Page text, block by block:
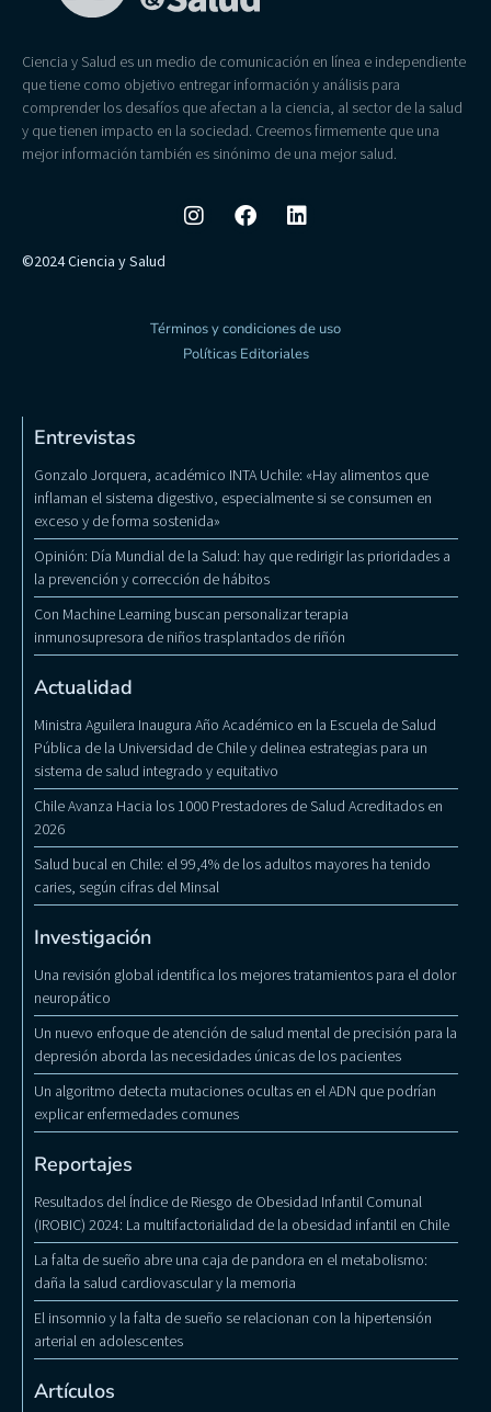
Ciencia y Salud es un medio de comunicación en línea e independiente
que tiene como objetivo entregar información y análisis para
comprender los desafíos que afectan a la ciencia, al sector de la salud
y que tienen impacto en la sociedad. Creemos firmemente que una
mejor información también es sinónimo de una mejor salud.
©2024 Ciencia y Salud
Términos y condiciones de uso
Políticas Editoriales
Entrevistas
Gonzalo Jorquera, académico INTA Uchile: «Hay alimentos que
inflaman el sistema digestivo, especialmente si se consumen en
exceso y de forma sostenida»
Opinión: Día Mundial de la Salud: hay que redirigir las prioridades a
la prevención y corrección de hábitos
Con Machine Learning buscan personalizar terapia
inmunosupresora de niños trasplantados de riñón
Actualidad
Ministra Aguilera Inaugura Año Académico en la Escuela de Salud
Pública de la Universidad de Chile y delinea estrategias para un
sistema de salud integrado y equitativo
Chile Avanza Hacia los 1000 Prestadores de Salud Acreditados en
2026
Salud bucal en Chile: el 99,4% de los adultos mayores ha tenido
caries, según cifras del Minsal
Investigación
Una revisión global identifica los mejores tratamientos para el dolor
neuropático
Un nuevo enfoque de atención de salud mental de precisión para la
depresión aborda las necesidades únicas de los pacientes
Un algoritmo detecta mutaciones ocultas en el ADN que podrían
explicar enfermedades comunes
Reportajes
Resultados del Índice de Riesgo de Obesidad Infantil Comunal
(IROBIC) 2024: La multifactorialidad de la obesidad infantil en Chile
La falta de sueño abre una caja de pandora en el metabolismo:
daña la salud cardiovascular y la memoria
El insomnio y la falta de sueño se relacionan con la hipertensión
arterial en adolescentes
Artículos